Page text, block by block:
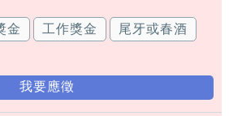
金 工作獎金 尾牙或春酒
我要應徵